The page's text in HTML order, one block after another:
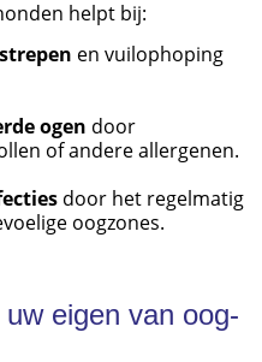
helpt bij:
en vuilophoping
ogen door
of andere allergenen.
door het regelmatig
oogzones.
eigen van oog-